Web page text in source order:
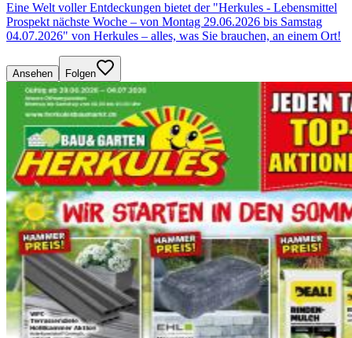
Eine Welt voller Entdeckungen bietet der "Herkules - Lebensmittel
Prospekt nächste Woche – von Montag 29.06.2026 bis Samstag
04.07.2026" von Herkules – alles, was Sie brauchen, an einem Ort!
Ansehen Folgen